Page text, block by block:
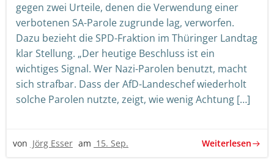
gegen zwei Urteile, denen die Verwendung einer
verbotenen SA-Parole zugrunde lag, verworfen.
Dazu bezieht die SPD-Fraktion im Thüringer Landtag
klar Stellung. „Der heutige Beschluss ist ein
wichtiges Signal. Wer Nazi-Parolen benutzt, macht
sich strafbar. Dass der AfD-Landeschef wiederholt
solche Parolen nutzte, zeigt, wie wenig Achtung […]
von Jörg Esser am 15. Sep. Weiterlesen